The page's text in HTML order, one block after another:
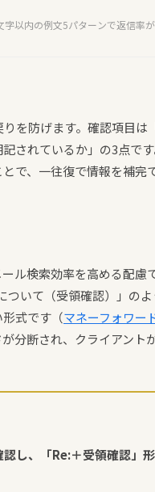
以内の例文5パターンで返信率
を防げます。確認項目は
されているか」の3点で
で、一往復で情報を補完
ル検索効率を高める配慮
いて（受領確認）」の
式です（マネーフォワー
分断され、クライアント
し、「Re:＋受領確認」